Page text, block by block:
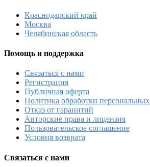
Краснодарский край
Москва
Челябинская область
Помощь и поддержка
Связаться с нами
Регистрация
Публичная оферта
Политика обработки
Отказ от гаранитий
Авторские права и лицензия
Пользовательское соглашение
Условия возврата
Связаться с нами